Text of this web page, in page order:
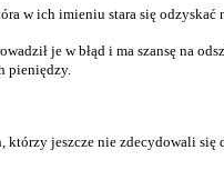
w ich imieniu stara się
je w błąd i ma szansę na
pieniędzy.
jeszcze nie zdecydowali